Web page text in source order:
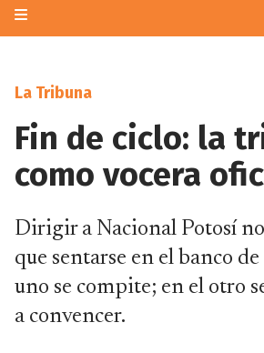
La Tribuna
Fin de ciclo: la
como vocera
Dirigir a Nacional Potosí
que sentarse en el banco
uno se compite; en el otro
a convencer.